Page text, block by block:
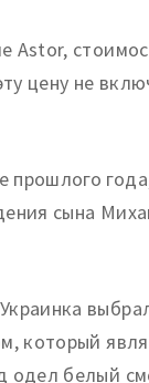
Astor,
цену не
сына
который
одел белый